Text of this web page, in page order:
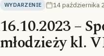
WYDARZENIE 14 października
16.10.2023 –
młodzieży kl.